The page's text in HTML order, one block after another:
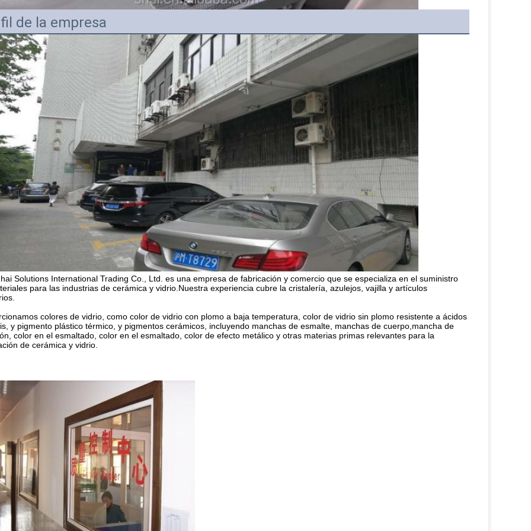
de la empresa
Solutions International Trading Co., Ltd. es una empresa de fabricación y comercio que se especializa en el suministro
para las industrias de cerámica y vidrio.Nuestra experiencia cubre la cristalería, azulejos, vajilla y artículos
colores de vidrio, como color de vidrio con plomo a baja temperatura, color de vidrio sin plomo resistente a ácidos
y pigmento plástico térmico, y pigmentos cerámicos, incluyendo manchas de esmalte, manchas de cuerpo,mancha de
color en el esmaltado, color en el esmaltado, color de efecto metálico y otras materias primas relevantes para la
de cerámica y vidrio.